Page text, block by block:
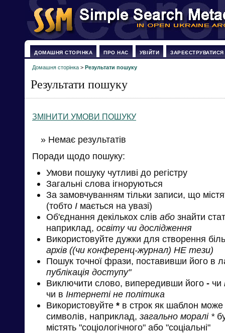
ДОМАШНЯ СТОРІНКА ПРО НАС УВІЙТИ ЗАРЕЄСТРУВАТИСЯ
Домашня сторінка > Результати пошуку
Результати пошуку
ЗМІНИТИ УМОВИ ПОШУКУ
» Немає результатів
Поради щодо пошуку:
Умови пошуку чутливі до регістру
Загальні слова ігноруються
За замовчуванням тільки записи, що
(тобто І мається на увазі)
Об'єднання декількох слів або знайти
наприклад, освіту чи дослідження
Використовуйте дужки для створення
архів ((чи конференц-журнал) НЕ тези)
Пошук точної фрази, поставивши його в
публікація доступу"
Виключити слово, випередивши його - чи
чи в Інтернеті не політика
Використовуйте * в строк як шаблон може
символів, наприклад, загально моралі *
містять "соціологічного" або "соціальні"